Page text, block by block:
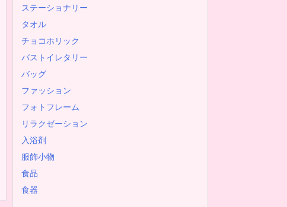
ステーショナリー
タオル
チョコホリック
バストイレタリー
バッグ
ファッション
フォトフレーム
リラクゼーション
入浴剤
服飾小物
食品
食器